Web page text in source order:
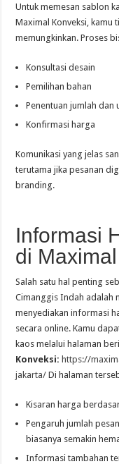
Untuk memesan sablon
Maximal Konveksi, kamu
memungkinkan. Proses
Konsultasi desain
Pemilihan bahan
Penentuan jumlah dan
Konfirmasi harga
Komunikasi yang jelas
terutama jika pesanan
branding.
Informasi
di
Salah satu hal penting
Cimanggis Indah adalah
menyediakan informasi
secara online. Kamu
kaos melalui halaman
Konveksi: https://
jakarta/ Di halaman
Kisaran harga
Pengaruh jumlah
biasanya semakin
Informasi tambahan